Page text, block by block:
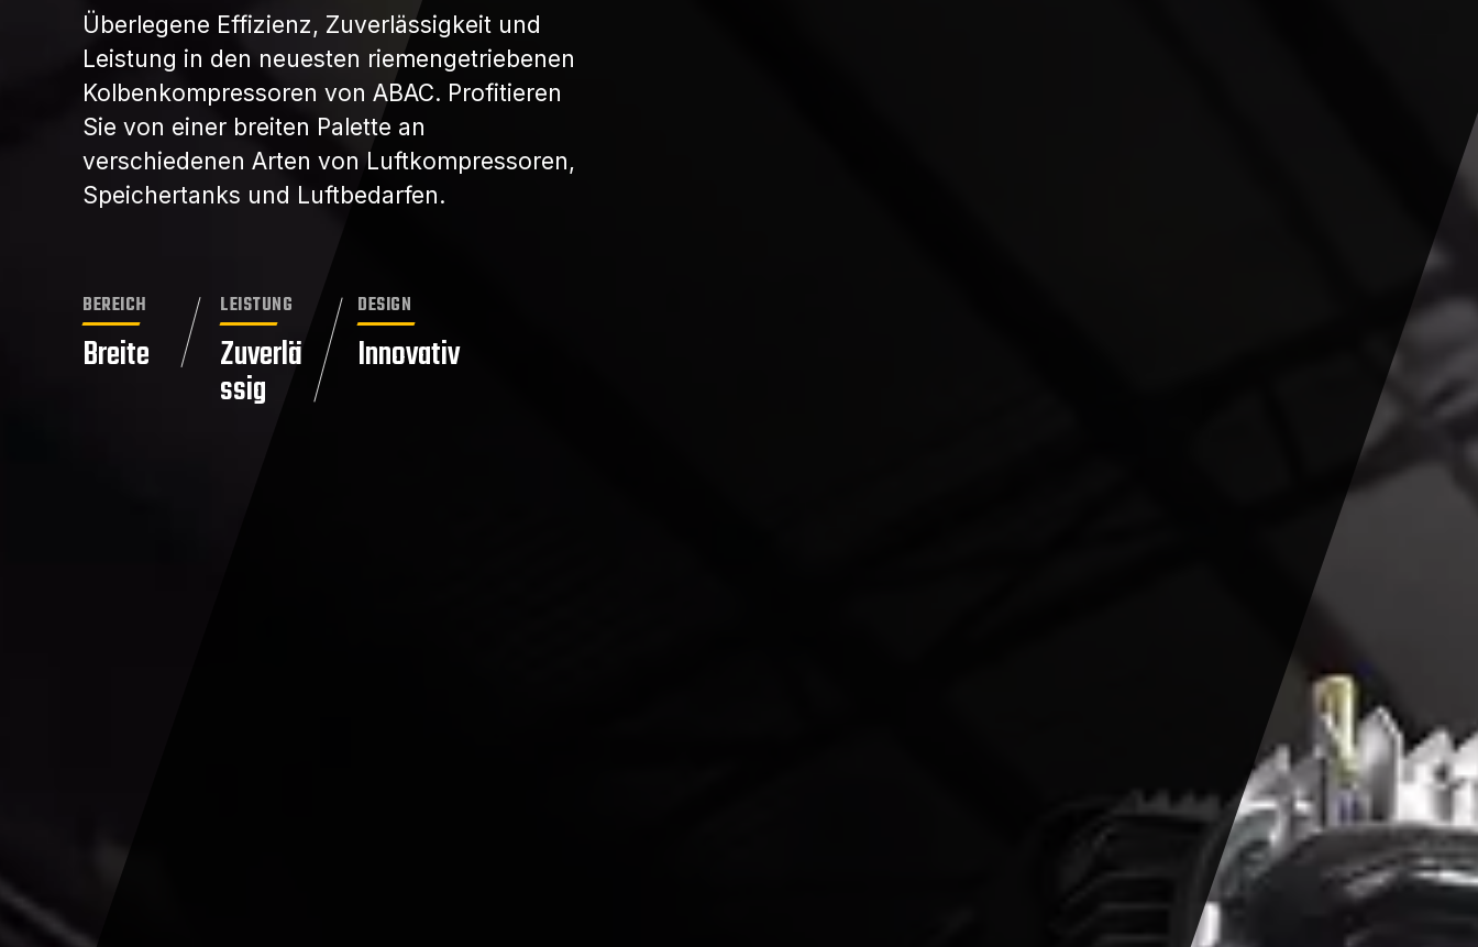
Überlegene Effizienz, Zuverlässigkeit und
Leistung in den neuesten riemengetriebenen
Kolbenkompressoren von ABAC. Profitieren
Sie von einer breiten Palette an
verschiedenen Arten von Luftkompressoren,
Speichertanks und Luftbedarfen.
BEREICH
Breite
LEISTUNG
Zuverlä
ssig
DESIGN
Innovativ